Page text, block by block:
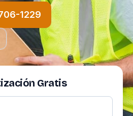
1229
Gratis